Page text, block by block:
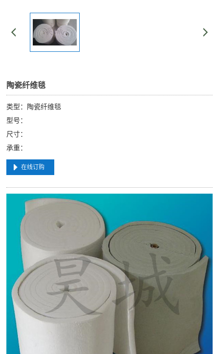
陶瓷纤维毯
类型：陶瓷纤维毯
型号：
尺寸：
承重：
在线订购